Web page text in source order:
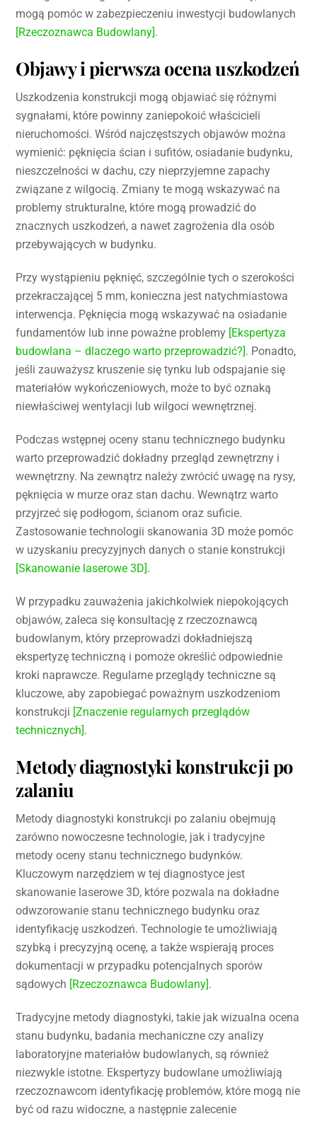
mogą pomóc w zabezpieczeniu inwestycji budowlanych
[Rzeczoznawca Budowlany].
Objawy i pierwsza ocena uszkodzeń
Uszkodzenia konstrukcji mogą objawiać się różnymi
sygnałami, które powinny zaniepokoić właścicieli
nieruchomości. Wśród najczęstszych objawów można
wymienić: pęknięcia ścian i sufitów, osiadanie budynku,
nieszczelności w dachu, czy nieprzyjemne zapachy
związane z wilgocią. Zmiany te mogą wskazywać na
problemy strukturalne, które mogą prowadzić do
znacznych uszkodzeń, a nawet zagrożenia dla osób
przebywających w budynku.
Przy wystąpieniu pęknięć, szczególnie tych o szerokości
przekraczającej 5 mm, konieczna jest natychmiastowa
interwencja. Pęknięcia mogą wskazywać na osiadanie
fundamentów lub inne poważne problemy [Ekspertyza
budowlana – dlaczego warto przeprowadzić?]. Ponadto,
jeśli zauważysz kruszenie się tynku lub odspajanie się
materiałów wykończeniowych, może to być oznaką
niewłaściwej wentylacji lub wilgoci wewnętrznej.
Podczas wstępnej oceny stanu technicznego budynku
warto przeprowadzić dokładny przegląd zewnętrzny i
wewnętrzny. Na zewnątrz należy zwrócić uwagę na rysy,
pęknięcia w murze oraz stan dachu. Wewnątrz warto
przyjrzeć się podłogom, ścianom oraz suficie.
Zastosowanie technologii skanowania 3D może pomóc
w uzyskaniu precyzyjnych danych o stanie konstrukcji
[Skanowanie laserowe 3D].
W przypadku zauważenia jakichkolwiek niepokojących
objawów, zaleca się konsultację z rzeczoznawcą
budowlanym, który przeprowadzi dokładniejszą
ekspertyzę techniczną i pomoże określić odpowiednie
kroki naprawcze. Regularne przeglądy techniczne są
kluczowe, aby zapobiegać poważnym uszkodzeniom
konstrukcji [Znaczenie regularnych przeglądów
technicznych].
Metody diagnostyki konstrukcji po
zalaniu
Metody diagnostyki konstrukcji po zalaniu obejmują
zarówno nowoczesne technologie, jak i tradycyjne
metody oceny stanu technicznego budynków.
Kluczowym narzędziem w tej diagnostyce jest
skanowanie laserowe 3D, które pozwala na dokładne
odwzorowanie stanu technicznego budynku oraz
identyfikację uszkodzeń. Technologie te umożliwiają
szybką i precyzyjną ocenę, a także wspierają proces
dokumentacji w przypadku potencjalnych sporów
sądowych [Rzeczoznawca Budowlany].
Tradycyjne metody diagnostyki, takie jak wizualna ocena
stanu budynku, badania mechaniczne czy analizy
laboratoryjne materiałów budowlanych, są również
niezwykle istotne. Ekspertyzy budowlane umożliwiają
rzeczoznawcom identyfikację problemów, które mogą nie
być od razu widoczne, a następnie zalecenie